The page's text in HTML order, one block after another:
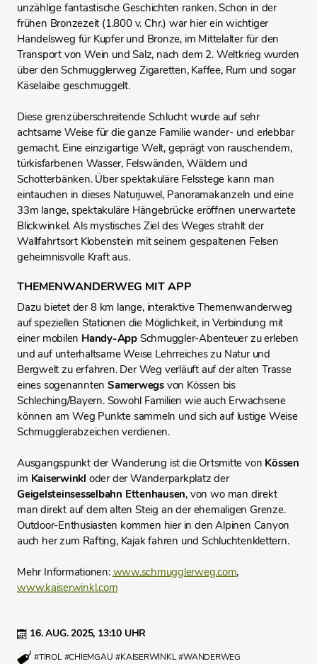
16. AUG. 2025, 13:10 UHR
#TIROL #CHIEMGAU #KAISERWINKL #WANDERWEG
unzählige fantastische Geschichten ranken. Schon in der
frühen Bronzezeit (1.800 v. Chr.) war hier ein wichtiger
Handelsweg für Kupfer und Bronze, im Mittelalter für den
Transport von Wein und Salz, nach dem 2. Weltkrieg wurden
über den Schmugglerweg Zigaretten, Kaffee, Rum und sogar
Käselaibe geschmuggelt.
Diese grenzüberschreitende Schlucht wurde auf sehr
achtsame Weise für die ganze Familie wander- und erlebbar
gemacht. Eine einzigartige Welt, geprägt von rauschendem,
türkisfarbenen Wasser, Felswänden, Wäldern und
Schotterbänken. Über spektakuläre Felsstege kann man
eintauchen in dieses Naturjuwel, Panoramakanzeln und eine
33m lange, spektakuläre Hängebrücke eröffnen unerwartete
Blickwinkel. Als mystisches Ziel des Weges strahlt der
Wallfahrtsort Klobenstein mit seinem gespaltenen Felsen
geheimnisvolle Kraft aus.
THEMENWANDERWEG MIT APP
Dazu bietet der 8 km lange, interaktive Themenwanderweg
auf speziellen Stationen die Möglichkeit, in Verbindung mit
einer mobilen Handy-App Schmuggler-Abenteuer zu erleben
und auf unterhaltsame Weise Lehrreiches zu Natur und
Bergwelt zu erfahren. Der Weg verläuft auf der alten Trasse
eines sogenannten Samerwegs von Kössen bis
Schleching/Bayern. Sowohl Familien wie auch Erwachsene
können am Weg Punkte sammeln und sich auf lustige Weise
Schmugglerabzeichen verdienen.
Ausgangspunkt der Wanderung ist die Ortsmitte von Kössen
im Kaiserwinkl oder der Wanderparkplatz der
Geigelsteinsesselbahn Ettenhausen, von wo man direkt
man direkt auf dem alten Steig an der ehemaligen Grenze.
Outdoor-Enthusiasten kommen hier in den Alpinen Canyon
auch her zum Rafting, Kajak fahren und Schluchtenklettern.
Mehr Informationen:www.schmugglerweg.com,
www.kaiserwinkl.com